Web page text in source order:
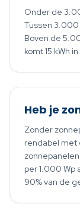
Onder de
Tussen 3.000
Boven de
komt 15 kWh
Heb je
Zonder
rendabel met
per 1.000 Wp
90% van de